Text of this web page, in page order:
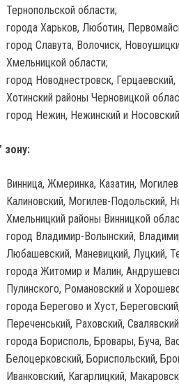
Тернопольской области;
города Харьков, Люботин,
город Славута, Волочиск,
Хмельницкой области;
город Новоднестровск,
Хотинский районы Черновицкой
город Нежин, Нежинский и
Винница, Жмеринка, Казатин,
Калиновский, Могилев-Подольский,
Хмельницкий районы Винницкой
город Владимир-Волынский,
Любашевский, Маневицкий, Луцкий,
города Житомир и Малин,
Пулинского, Романовский и
города Берегово и Хуст,
Переченський, Раховский,
города Борисполь, Бровары, Буча,
Белоцерковский, Бориспольский,
Иванковский, Кагарлицкий,